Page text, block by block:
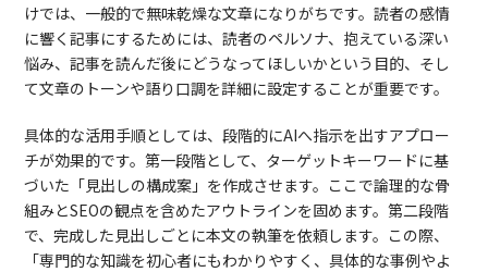
けでは、一般的で無味乾燥な文章になりがちです。読者の感情
に響く記事にするためには、読者のペルソナ、抱えている深い
悩み、記事を読んだ後にどうなってほしいかという目的、そし
て文章のトーンや語り口調を詳細に設定することが重要です。
具体的な活用手順としては、段階的にAIへ指示を出すアプロー
チが効果的です。第一段階として、ターゲットキーワードに基
づいた「見出しの構成案」を作成させます。ここで論理的な骨
組みとSEOの観点を含めたアウトラインを固めます。第二段階
で、完成した見出しごとに本文の執筆を依頼します。この際、
「専門的な知識を初心者にもわかりやすく、具体的な事例やよ